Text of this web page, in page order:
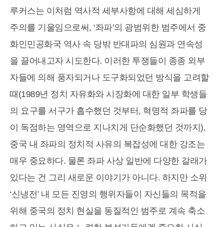
루커스는 이처럼 역사적 세부사항에 대해 세심하게
주의를 기울임으로써, ‘좌파’의 광범위한 범주에서 중
화인민공화국 역사 속 당밖 반대파의 심원과 연속성
을 끌어내고자 시도한다. 이러한 투쟁들이 종종 외부
자들에 의해 풍자되거나 도구화되었던 방식을 고려할
때(1989년 정치 자유화와 시장화에 대한 일부 학생들
의 요구를 서구가 흡수했던 것부터, 혁명적 좌파를 당
이 독점하는 영역으로 지나치게 단순화했던 것까지),
중국 내 좌파의 정치적 사유의 복잡성에 대한 강조는
매우 중요하다. 물론 좌파 사상 일반에 다양한 갈래가
있다는 건 그리 새로운 이야기가 아니다. 하지만 소위
‘신냉전’ 내 모든 진영의 행위자들이 자신들의 목적을
위해 중국의 정치 현실을 동질적인 범주로 계속 축소